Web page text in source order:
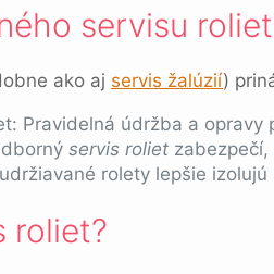
servisu roliet
ako aj servis žalúzií)
Pravidelná údržba a
servis roliet
rolety lepšie
roliet?